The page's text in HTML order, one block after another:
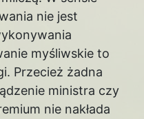
nie jest
myśliwskie to
Przecież żadna
ministra czy
nie nakłada